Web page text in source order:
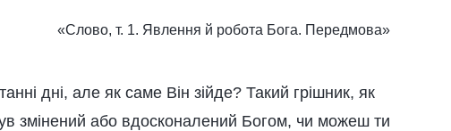
«Слово, т. 1. Явлення й робота Бога. Передмова»
дні, але як саме Він зійде? Такий грішник, як
змінений або вдосконалений Богом, чи можеш ти